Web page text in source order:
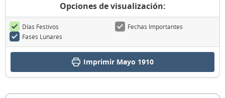
Opciones de visualización:
Días Festivos
Fechas Importantes
Fases Lunares
Imprimir Mayo 1910